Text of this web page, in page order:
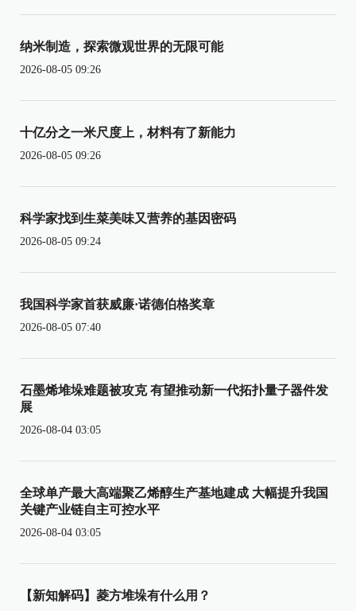
纳米制造，探索微观世界的无限可能
2026-08-05 09:26
十亿分之一米尺度上，材料有了新能力
2026-08-05 09:26
科学家找到生菜美味又营养的基因密码
2026-08-05 09:24
我国科学家首获威廉·诺德伯格奖章
2026-08-05 07:40
石墨烯堆垛难题被攻克 有望推动新一代拓扑量子器件发
展
2026-08-04 03:05
全球单产最大高端聚乙烯醇生产基地建成 大幅提升我国
关键产业链自主可控水平
2026-08-04 03:05
【新知解码】菱方堆垛有什么用？